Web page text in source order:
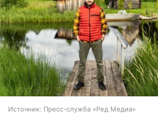
Источник: Пресс-служба «Ред Медиа»